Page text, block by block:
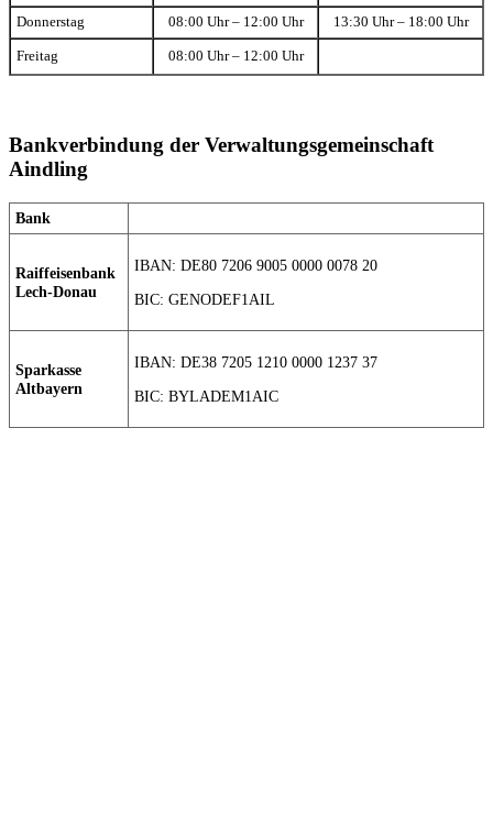
Donnerstag 08:00 Uhr – 12:00 Uhr 13:30 Uhr – 18:00 Uhr
Freitag 08:00 Uhr – 12:00 Uhr
Bankverbindung der Verwaltungsgemeinschaft
Aindling
Bank
Raiffeisenbank
Lech-Donau
IBAN: DE80 7206 9005 0000 0078 20
BIC: GENODEF1AIL
Sparkasse
Altbayern
IBAN: DE38 7205 1210 0000 1237 37
BIC: BYLADEM1AIC